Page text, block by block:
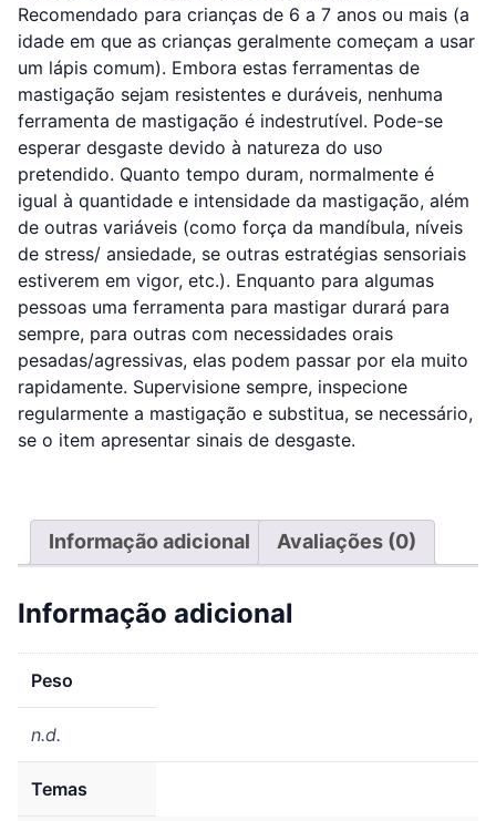
Recomendado para crianças de 6 a 7 anos ou mais (a
idade em que as crianças geralmente começam a usar
um lápis comum). Embora estas ferramentas de
mastigação sejam resistentes e duráveis, nenhuma
ferramenta de mastigação é indestrutível. Pode-se
esperar desgaste devido à natureza do uso
pretendido. Quanto tempo duram, normalmente é
igual à quantidade e intensidade da mastigação, além
de outras variáveis ​​(como força da mandíbula, níveis
de stress/ ansiedade, se outras estratégias sensoriais
estiverem em vigor, etc.). Enquanto para algumas
pessoas uma ferramenta para mastigar durará para
sempre, para outras com necessidades orais
pesadas/agressivas, elas podem passar por ela muito
rapidamente. Supervisione sempre, inspecione
regularmente a mastigação e substitua, se necessário,
se o item apresentar sinais de desgaste.
Informação adicional Avaliações (0)
Informação adicional
Peso
n.d.
Temas